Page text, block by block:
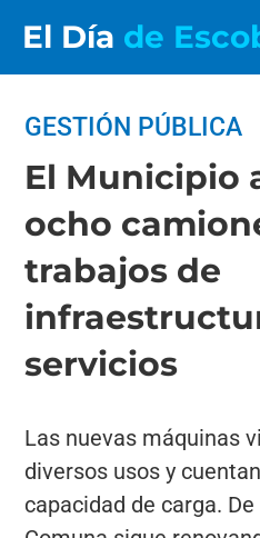
El Día de
GESTIÓN PÚBLICA
El Municipio
ocho
trabajos de
servicios
Las nuevas máquinas
diversos usos y
capacidad de carga.